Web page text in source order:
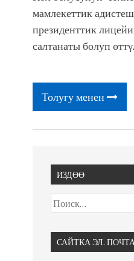
Park'ка 30 миң адам
мамлекеттик
президенттик
салтанаты болуп
Толугу менен
ИЗДӨӨ
САЙТКА ЭЛ.